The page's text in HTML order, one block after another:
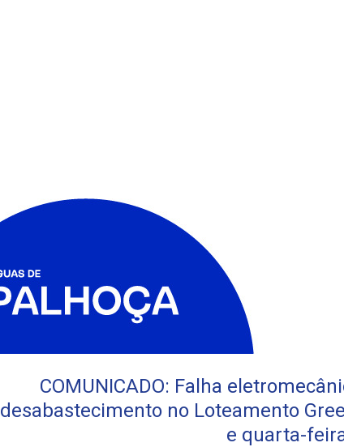
COMUNICADO: Falha
desabastecimento no Loteamento
e quarta-